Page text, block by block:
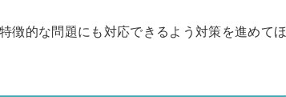
徴的な問題にも対応できるよう対策を進めてほ